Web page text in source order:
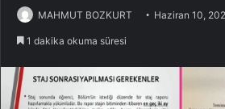
MAHMUT BOZKURT Haziran 10,
1 dakika okuma süresi